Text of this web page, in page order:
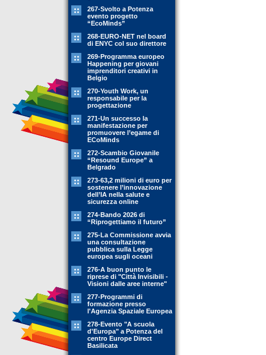
267-Svolto a Potenza
evento progetto
“EcoMinds”
268-EURO-NET nel board
di ENYC col suo direttore
269-Programma europeo
Happening per giovani
imprenditori creativi in
Belgio
270-Youth Work, un
responsabile per la
progettazione
271-Un successo la
manifestazione per
promuovere l’egame di
ECoMinds
272-Scambio Giovanile
“Resound Europe” a
Belgrado
273-63,2 milioni di euro per
sostenere l’innovazione
dell’IA nella salute e
sicurezza online
274-Bando 2026 di
“Riprogettiamo il futuro”
275-La Commissione avvia
una consultazione
pubblica sulla Legge
europea sugli oceani
276-A buon punto le
riprese di "Città Invisibili -
Visioni dalle aree interne"
277-Programmi di
formazione presso
l'Agenzia Spaziale Europea
278-Evento "A scuola
d'Europa" a Potenza del
centro Europe Direct
Basilicata